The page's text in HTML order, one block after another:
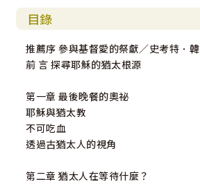
目錄
推薦序 參與基督愛的祭獻／史考特．韓
前 言 探尋耶穌的猶太根源
第一章 最後晚餐的奧祕
耶穌與猶太教
不可吃血
透過古猶太人的視角
第二章 猶太人在等待什麼？